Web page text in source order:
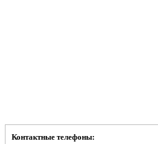
Контактные телефоны: